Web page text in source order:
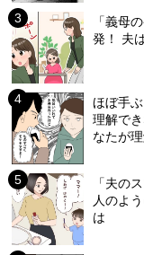
「義母
発！ 夫
ほぼ手
理解で
なたが
「夫の
人のよ
は